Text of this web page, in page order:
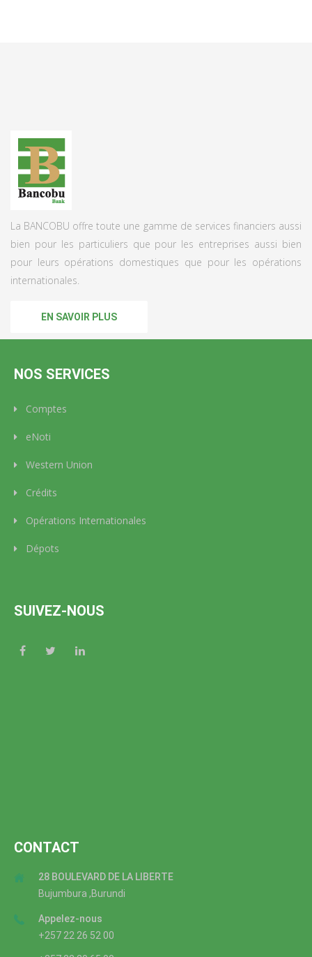
La BANCOBU offre toute une gamme de services financiers aussi
bien pour les particuliers que pour les entreprises aussi bien
pour leurs opérations domestiques que pour les opérations
internationales.
EN SAVOIR PLUS
NOS SERVICES
Comptes
eNoti
Western Union
Crédits
Opérations Internationales
Dépots
SUIVEZ-NOUS
CONTACT
28 BOULEVARD DE LA LIBERTE
Bujumbura ,Burundi
Appelez-nous
+257 22 26 52 00